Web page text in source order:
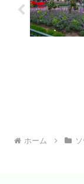
ホーム